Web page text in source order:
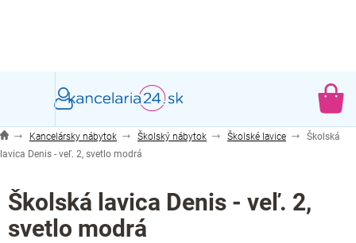
Kancelársky nábytok Školský nábytok Školské lavice
Školská
lavica Denis - veľ. 2, svetlo modrá
Školská lavica Denis - veľ. 2,
svetlo modrá